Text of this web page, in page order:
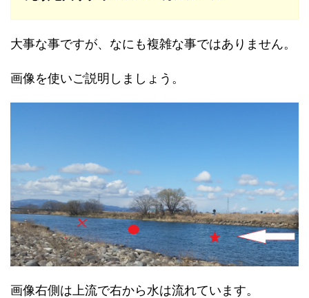
大事な事ですが、なにも複雑な事ではありません。
画像を使いご説明しましょう。
画像右側は上流で右から水は流れています。